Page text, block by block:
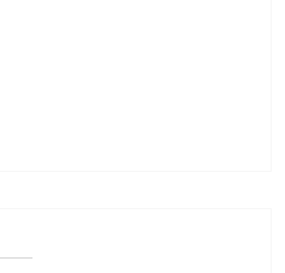
テスト対策に力を入れてい